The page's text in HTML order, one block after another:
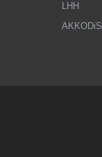
LHH
AKKODiS